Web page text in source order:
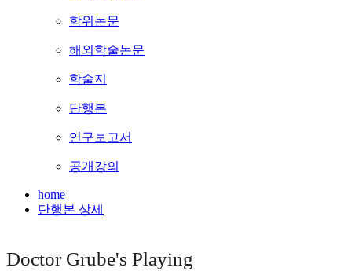
학위논문
해외학술논문
학술지
단행본
연구보고서
공개강의
home
단행본 상세
Doctor Grube's Playing